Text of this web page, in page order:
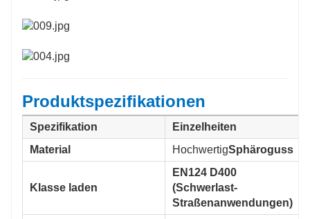
Produktspezifikationen
Spezifikation
Einzelheiten
Material
HochwertigSphäroguss
Klasse laden
EN124 D400
(Schwerlast-
Straßenanwendungen)